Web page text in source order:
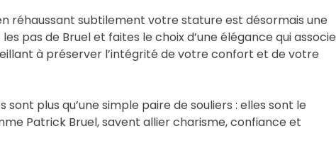
réhaussant subtilement votre stature est désormais une
pas de Bruel et faites le choix d’une élégance qui associe
à préserver l’intégrité de votre confort et de votre
sont plus qu’une simple paire de souliers : elles sont le
Patrick Bruel, savent allier charisme, confiance et